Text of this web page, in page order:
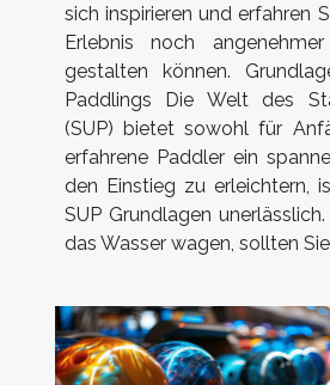
sich inspirieren und erfahren
Erlebnis noch
gestalten können.
Paddlings Die Welt des
(SUP) bietet sowohl für
erfahrene Paddler ein
den Einstieg zu erleichtern,
SUP Grundlagen
das Wasser wagen, sollten